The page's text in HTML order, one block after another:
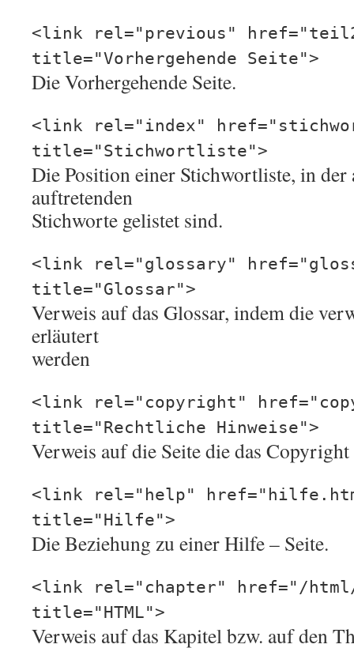
<link rel="previous"
title="Vorhergehende Seite">
Die Vorhergehende Seite.
<link rel="index"
title="Stichwortliste">
Die Position einer Stichwortliste, in der
auftretenden
Stichworte gelistet sind.
<link rel="glossary"
title="Glossar">
Verweis auf das Glossar, indem die
erläutert
werden
<link rel="copyright"
title="Rechtliche Hinweise">
Verweis auf die Seite die das
<link rel="help"
title="Hilfe">
Die Beziehung zu einer Hilfe – Seite.
<link rel="chapter" href="/
title="HTML">
Verweis auf das Kapitel bzw. auf den